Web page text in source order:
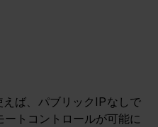
ば、パブリックIPなしで
トコントロールが可能に